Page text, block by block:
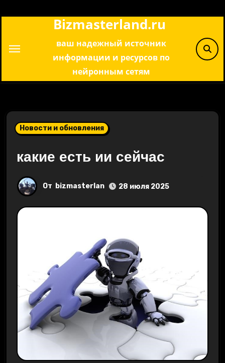
Bizmasterland.ru
ваш надежный источник
информации и ресурсов по
нейронным сетям
Новости и обновления
какие есть ии сейчас
От bizmasterlan 28 июля 2025